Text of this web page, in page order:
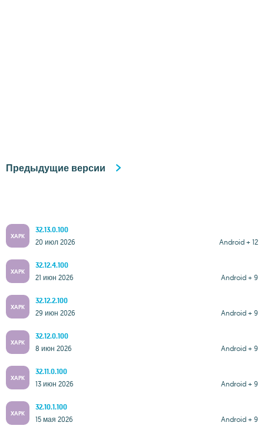
Предыдущие версии
XAPK
32.13.0.100
Android + 12
20 июл 2026
XAPK
32.12.4.100
Android + 9
21 июн 2026
XAPK
32.12.2.100
Android + 9
29 июн 2026
XAPK
32.12.0.100
Android + 9
8 июн 2026
XAPK
32.11.0.100
Android + 9
13 июн 2026
XAPK
32.10.1.100
Android + 9
15 мая 2026